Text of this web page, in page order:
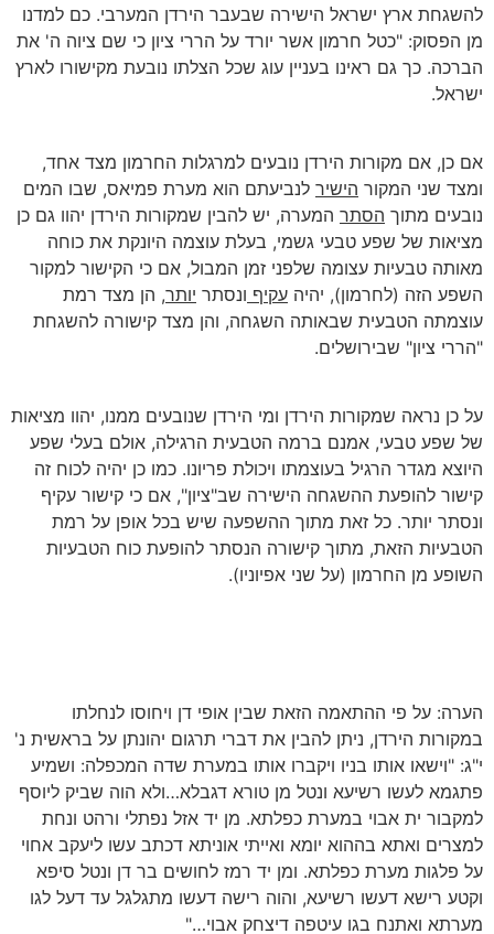
להשגחת ארץ ישראל הישירה שבעבר הירדן המערבי. כם למדנו
מן הפסוק: "כטל חרמון אשר יורד על הררי ציון כי שם ציוה ה' את
הברכה. כך גם ראינו בעניין עוג שכל הצלתו נובעת מקישורו לארץ
ישראל.
אם כן, אם מקורות הירדן נובעים למרגלות החרמון מצד אחד,
ומצד שני המקור הישיר לנביעתם הוא מערת פמיאס, שבו המים
נובעים מתוך הסתר המערה, יש להבין שמקורות הירדן יהוו גם כן
מציאות של שפע טבעי גשמי, בעלת עוצמה היונקת את כוחה
מאותה טבעיות עצומה שלפני זמן המבול, אם כי הקישור למקור
השפע הזה (לחרמון), יהיה עקיף ונסתר יותר, הן מצד רמת
עוצמתה הטבעית שבאותה השגחה, והן מצד קישורה להשגחת
"הררי ציון" שבירושלים.
על כן נראה שמקורות הירדן ומי הירדן שנובעים ממנו, יהוו מציאות
של שפע טבעי, אמנם ברמה הטבעית הרגילה, אולם בעלי שפע
היוצא מגדר הרגיל בעוצמתו ויכולת פריונו. כמו כן יהיה לכוח זה
קישור להופעת ההשגחה הישירה שב"ציון", אם כי קישור עקיף
ונסתר יותר. כל זאת מתוך ההשפעה שיש בכל אופן על רמת
הטבעיות הזאת, מתוך קישורה הנסתר להופעת כוח הטבעיות
השופע מן החרמון (על שני אפיוניו).
הערה: על פי ההתאמה הזאת שבין אופי דן ויחוסו לנחלתו
במקורות הירדן, ניתן להבין את דברי תרגום יהונתן על בראשית נ'
י"ג: "וישאו אותו בניו ויקברו אותו במערת שדה המכפלה: ושמיע
פתגמא לעשו רשיעא ונטל מן טורא דגבלא…ולא הוה שביק ליוסף
למקבור ית אבוי במערת כפלתא. מן יד אזל נפתלי ורהט ונחת
למצרים ואתא בההוא יומא ואייתי אוניתא דכתב עשו ליעקב אחוי
על פלגות מערת כפלתא. ומן יד רמז לחושים בר דן ונטל סיפא
וקטע רישא דעשו רשיעא, והוה רישה דעשו מתגלגל עד דעל לגו
מערתא ואתנח בגו עיטפה דיצחק אבוי…"